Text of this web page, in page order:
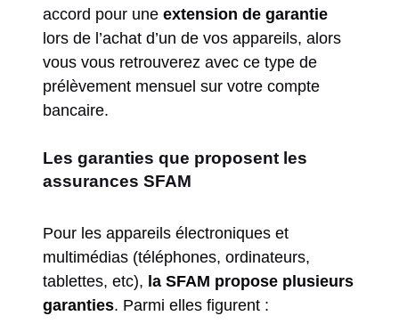
accord pour une extension de garantie
lors de l’achat d’un de vos appareils, alors
vous vous retrouverez avec ce type de
prélèvement mensuel sur votre compte
bancaire.
Les garanties que proposent les
assurances SFAM
Pour les appareils électroniques et
multimédias (téléphones, ordinateurs,
tablettes, etc), la SFAM propose plusieurs
garanties. Parmi elles figurent :